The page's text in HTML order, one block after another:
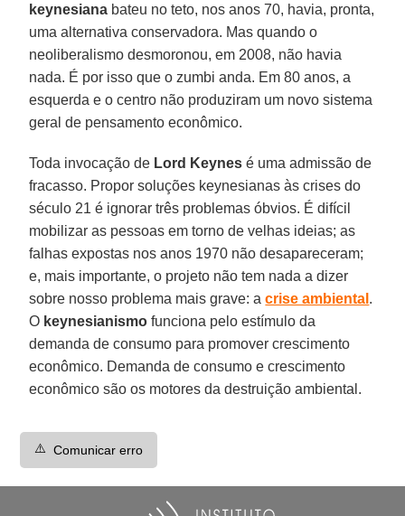
keynesiana bateu no teto, nos anos 70, havia, pronta,
uma alternativa conservadora. Mas quando o
neoliberalismo desmoronou, em 2008, não havia
nada. É por isso que o zumbi anda. Em 80 anos, a
esquerda e o centro não produziram um novo sistema
geral de pensamento econômico.
Toda invocação de Lord Keynes é uma admissão de
fracasso. Propor soluções keynesianas às crises do
século 21 é ignorar três problemas óbvios. É difícil
mobilizar as pessoas em torno de velhas ideias; as
falhas expostas nos anos 1970 não desapareceram;
e, mais importante, o projeto não tem nada a dizer
sobre nosso problema mais grave: acrise ambiental .
O keynesianismo funciona pelo estímulo da
demanda de consumo para promover crescimento
econômico. Demanda de consumo e crescimento
econômico são os motores da destruição ambiental.
⚠️ Comunicar erro